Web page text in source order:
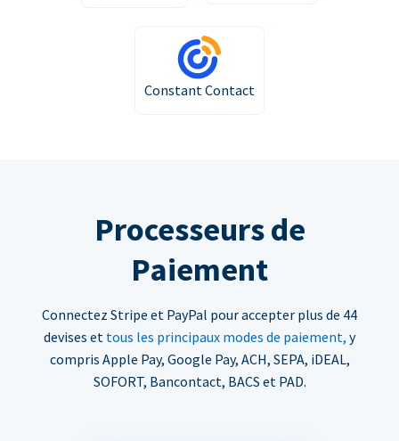
Constant Contact
Processeurs de
Paiement
Connectez Stripe et PayPal pour accepter plus de 44
devises et tous les principaux modes de paiement, y
compris Apple Pay, Google Pay, ACH, SEPA, iDEAL,
SOFORT, Bancontact, BACS et PAD.